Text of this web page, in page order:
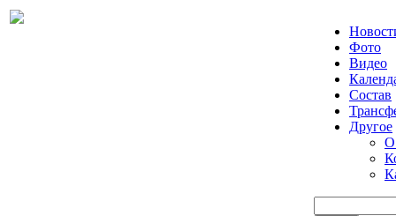
Фото
Видео
Состав
Другое
О